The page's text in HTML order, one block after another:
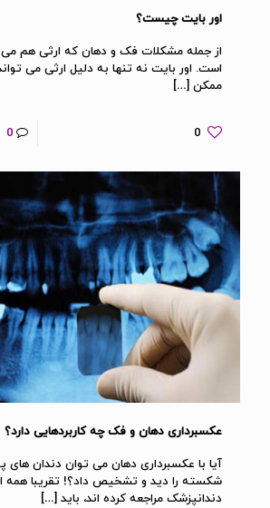
اور بایت چیست؟
از جمله مشکلات فک و دهان که ارثی هم می
است. اور بایت نه تنها به دلیل ارثی می
ممکن […]
0
0
عکسبرداری دهان و فک چه کاربردهایی دارد؟
آیا با عکسبرداری دهان می توان دندان های
شکسته را دید و تشخیص داد؟! تقریبا همه
دندانپزشک مراجعه کرده اند، باید […]